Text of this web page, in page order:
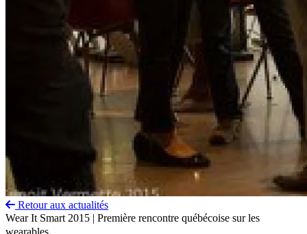
Retour aux actualités
Wear It Smart 2015 | Première rencontre québécoise sur les
wearables